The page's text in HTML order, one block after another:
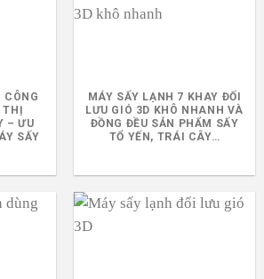
CÔNG
THỊ
– ƯU
SẤY
MÁY SẤY LẠNH 7 KHAY ĐỐI
LƯU GIÓ 3D KHÔ NHANH VÀ
ĐỒNG ĐỀU SẢN PHẨM SẤY
TỔ YẾN, TRÁI CÂY…